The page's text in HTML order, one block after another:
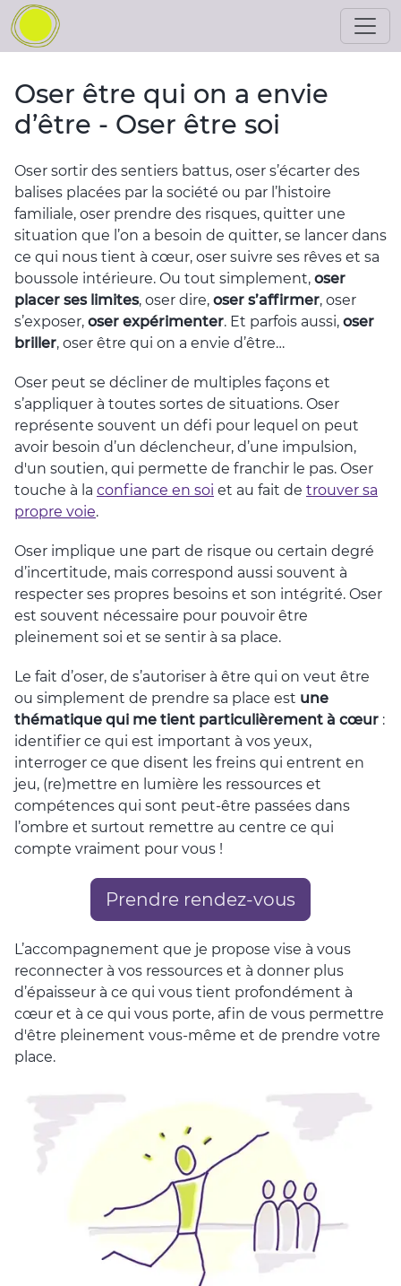
Oser être qui on a envie
d’être - Oser être soi
Oser sortir des sentiers battus, oser s’écarter des
balises placées par la société ou par l’histoire
familiale, oser prendre des risques, quitter une
situation que l’on a besoin de quitter, se lancer dans
ce qui nous tient à cœur, oser suivre ses rêves et sa
boussole intérieure. Ou tout simplement, oser
placer ses limites, oser dire, oser s’affirmer, oser
s’exposer, oser expérimenter. Et parfois aussi, oser
briller, oser être qui on a envie d’être…
Oser peut se décliner de multiples façons et
s’appliquer à toutes sortes de situations. Oser
représente souvent un défi pour lequel on peut
avoir besoin d’un déclencheur, d’une impulsion,
d'un soutien, qui permette de franchir le pas. Oser
touche à la confiance en soi et au fait de trouver sa
propre voie.
Oser implique une part de risque ou certain degré
d’incertitude, mais correspond aussi souvent à
respecter ses propres besoins et son intégrité. Oser
est souvent nécessaire pour pouvoir être
pleinement soi et se sentir à sa place.
Le fait d’oser, de s’autoriser à être qui on veut être
ou simplement de prendre sa place est une
thématique qui me tient particulièrement à cœur :
identifier ce qui est important à vos yeux,
interroger ce que disent les freins qui entrent en
jeu, (re)mettre en lumière les ressources et
compétences qui sont peut-être passées dans
l’ombre et surtout remettre au centre ce qui
compte vraiment pour vous !
Prendre rendez-vous
L’accompagnement que je propose vise à vous
reconnecter à vos ressources et à donner plus
d’épaisseur à ce qui vous tient profondément à
cœur et à ce qui vous porte, afin de vous permettre
d'être pleinement vous-même et de prendre votre
place.